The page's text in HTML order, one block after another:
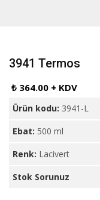
3941 Termos
₺ 364.00 + KDV
Ürün kodu: 3941-L
Ebat: 500 ml
Renk: Lacivert
Stok Sorunuz